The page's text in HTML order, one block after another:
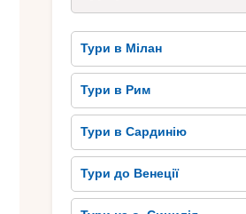
Тури в Мілан
Тури в Рим
Тури в Сардинію
Тури до Венеції